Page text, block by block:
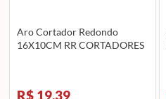
Aro Cortador Redondo
16X10CM RR CORTADORES
R$ 19,39